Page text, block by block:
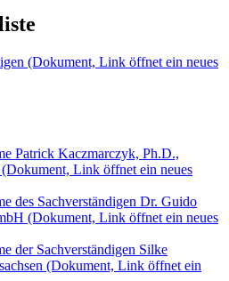
(Dokument, Link öffnet ein neues
Patrick Kaczmarczyk, Ph.D.,
(Dokument, Link öffnet ein neues
des Sachverständigen Dr. Guido
(Dokument, Link öffnet ein neues
der Sachverständigen Silke
(Dokument, Link öffnet ein